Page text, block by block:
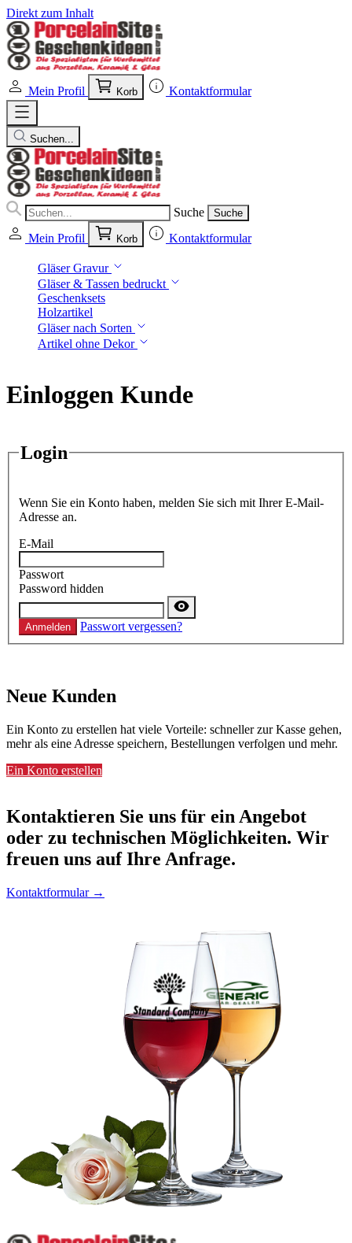
Direkt zum Inhalt
Mein Profil Korb Kontaktformular
Suchen...
Suche Suche
Mein Profil Korb Kontaktformular
Gläser Gravur
Gläser & Tassen bedruckt
Geschenksets
Holzartikel
Gläser nach Sorten
Artikel ohne Dekor
Einloggen Kunde
Login
Wenn Sie ein Konto haben, melden Sie sich mit Ihrer E-Mail-
Adresse an.
E-Mail
Passwort
Password hidden
Anmelden Passwort vergessen?
Neue Kunden
Ein Konto zu erstellen hat viele Vorteile: schneller zur Kasse gehen,
mehr als eine Adresse speichern, Bestellungen verfolgen und mehr.
Ein Konto erstellen
Kontaktieren Sie uns für ein Angebot
oder zu technischen Möglichkeiten. Wir
freuen uns auf Ihre Anfrage.
Kontaktformular →